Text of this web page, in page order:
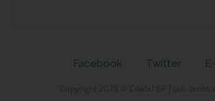
Facebook Twitter